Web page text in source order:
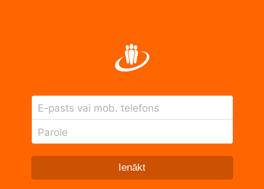
E-pasts vai mob. telefons
Parole
Ienākt